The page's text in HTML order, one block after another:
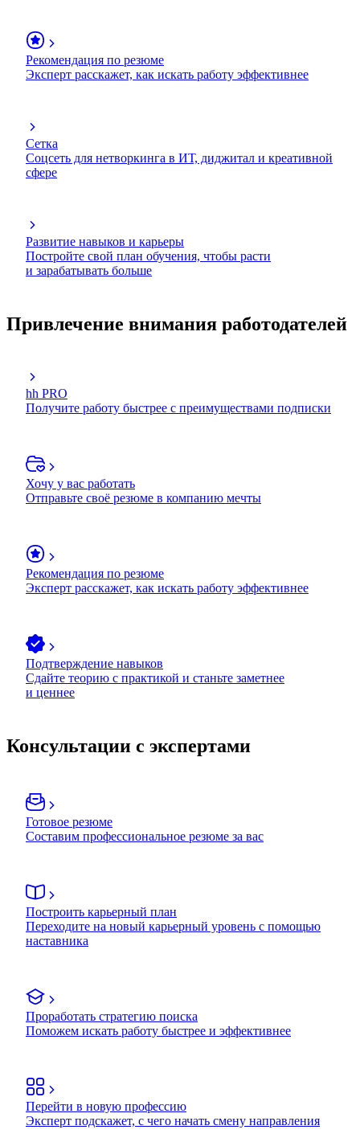
Рекомендация по резюме
Эксперт расскажет, как искать работу эффективнее
Сетка
Соцсеть для нетворкинга в ИТ, диджитал и креативной
сфере
Развитие навыков и карьеры
Постройте свой план обучения, чтобы расти
и зарабатывать больше
Привлечение внимания работодателей
hh PRO
Получите работу быстрее с преимуществами подписки
Хочу у вас работать
Отправьте своё резюме в компанию мечты
Рекомендация по резюме
Эксперт расскажет, как искать работу эффективнее
Подтверждение навыков
Сдайте теорию с практикой и станьте заметнее
и ценнее
Консультации с экспертами
Готовое резюме
Составим профессиональное резюме за вас
Построить карьерный план
Переходите на новый карьерный уровень с помощью
наставника
Проработать стратегию поиска
Поможем искать работу быстрее и эффективнее
Перейти в новую профессию
Эксперт подскажет, с чего начать смену направления